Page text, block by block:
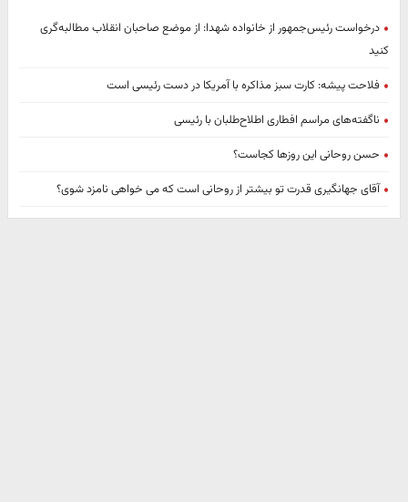
درخواست رئیس‌جمهور از خانواده شهدا: از موضع صاحبان انقلاب مطالبه‌گری
کنید
فلاحت پیشه: کارت سبز مذاکره با آمریکا در دست رئیسی است
ناگفته‌های مراسم افطاری اطلاح‌طلبان با رئیسی
حسن روحانی این روزها کجاست؟
آقای جهانگیری قدرت تو بیشتر از روحانی است که می خواهی نامزد شوی؟